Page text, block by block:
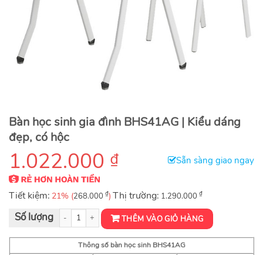
Bàn học sinh gia đình BHS41AG | Kiểu dáng
đẹp, có hộc
1.022.000 ₫ Sẵn sàng giao ngay
Tiết kiệm: 21% (268.000 ₫) Thị trường: 1.290.000 ₫
Bộ bàn ghế học sinh gia đình BHS41AG số lượngTHÊM VÀO GIỎ HÀNG
Thông số bàn học sinh BHS41AG